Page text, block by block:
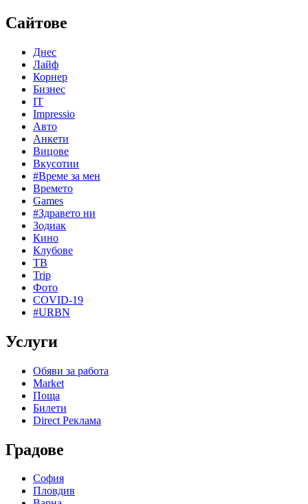
Сайтове
Днес
Лайф
Корнер
Бизнес
IT
Impressio
Авто
Анкети
Вицове
Вкусотии
#Време за мен
Времето
Games
#Здравето ни
Зодиак
Кино
Клубове
ТВ
Trip
Фото
COVID-19
#URBN
Услуги
Обяви за работа
Market
Поща
Билети
Direct Реклама
Градове
София
Пловдив